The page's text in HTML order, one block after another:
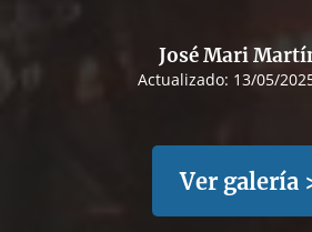
José Mari
Actualizado: 13/05/
Ver galería